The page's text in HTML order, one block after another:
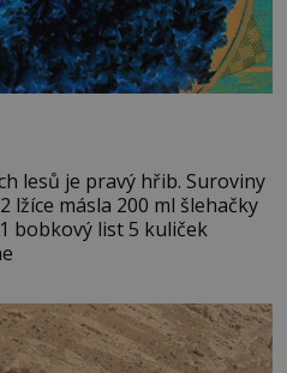
je pravý hřib. Suroviny
lžíce másla 200 ml šlehačky
bobkový list 5 kuliček